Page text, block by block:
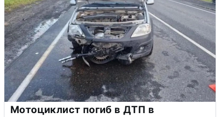
Мотоциклист погиб в ДТП в